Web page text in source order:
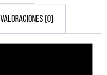
VALORACIONES (0)